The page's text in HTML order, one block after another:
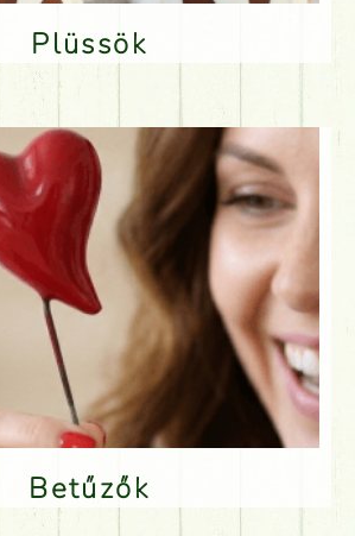
Plüssök
Betűzők